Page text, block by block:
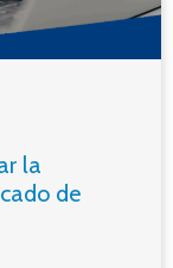
la
de